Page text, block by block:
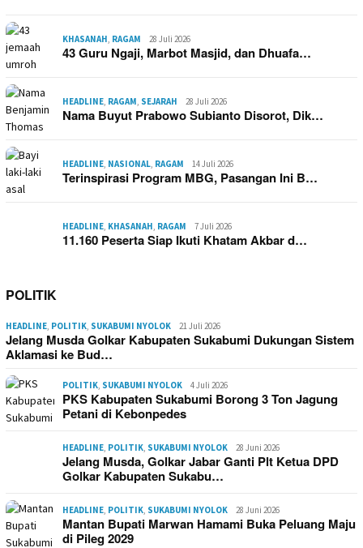
KHASANAH, RAGAM 28 Juli 2026
43 Guru Ngaji, Marbot Masjid, dan Dhuafa…
HEADLINE, RAGAM, SEJARAH 28 Juli 2026
Nama Buyut Prabowo Subianto Disorot, Dik…
HEADLINE, NASIONAL, RAGAM 14 Juli 2026
Terinspirasi Program MBG, Pasangan Ini B…
HEADLINE, KHASANAH, RAGAM 7 Juli 2026
11.160 Peserta Siap Ikuti Khatam Akbar d…
POLITIK
HEADLINE, POLITIK, SUKABUMI NYOLOK 21 Juli 2026
Jelang Musda Golkar Kabupaten Sukabumi Dukungan Sistem
Aklamasi ke Bud…
POLITIK, SUKABUMI NYOLOK 4 Juli 2026
PKS Kabupaten Sukabumi Borong 3 Ton Jagung
Petani di Kebonpedes
HEADLINE, POLITIK, SUKABUMI NYOLOK 28 Juni 2026
Jelang Musda, Golkar Jabar Ganti Plt Ketua DPD
Golkar Kabupaten Sukabu…
HEADLINE, POLITIK, SUKABUMI NYOLOK 28 Juni 2026
Mantan Bupati Marwan Hamami Buka Peluang Maju
di Pileg 2029